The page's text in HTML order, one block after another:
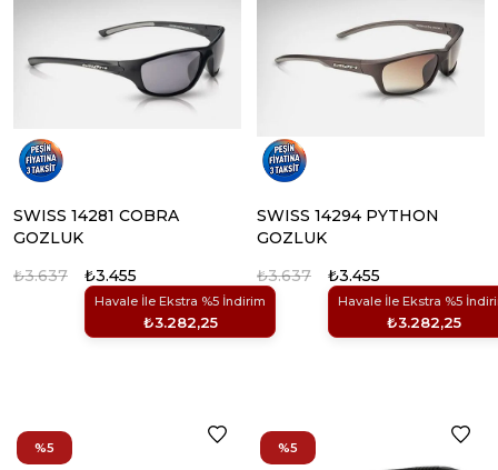
SWISS 14281 COBRA
GOZLUK
₺3.455
Havale İle Ekstra %5 İndirim
₺3.282,25
₺3.637
SWISS 14294 PYTHON
GOZLUK
₺3.455
Havale İle Ekstra %5
₺3.282,25
₺3.637
%5 %5